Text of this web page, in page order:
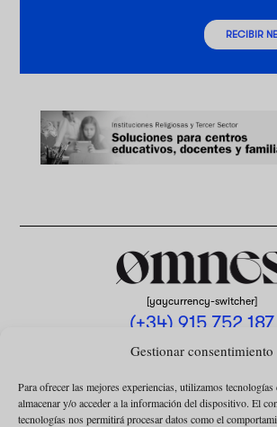
Gestionar consentimiento
Para ofrecer las mejores experiencias, utilizamos
almacenar y/o acceder a la información del dispositivo. El
tecnologías nos permitirá procesar datos como el
RECIBIR
[yaycurrency-switcher]
(+34) 915 752 187